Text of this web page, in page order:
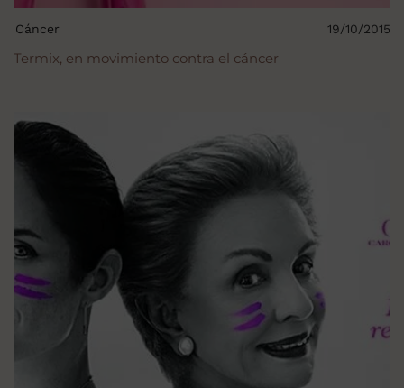
Termix, en movimiento contra el cáncer
Cáncer 19/10/2015